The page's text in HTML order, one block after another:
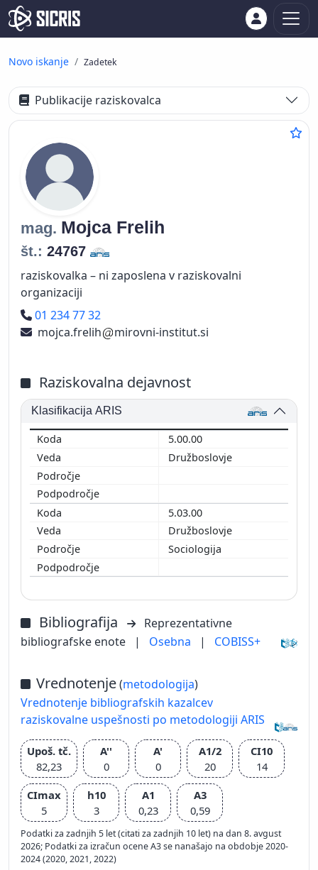
Novo iskanje Zadetek
Publikacije raziskovalca
mag. Mojca Frelih
št.: 24767
raziskovalka – ni zaposlena v raziskovalni
organizaciji
Telefon
01 234 77 32
mojca.frelih
mirovni-institut.si
Raziskovalna dejavnost
Klasifikacija ARIS
5.00.00
Družboslovje
5.03.00
Družboslovje
Sociologija
Bibliografija
Reprezentativne
bibliografske enote
| Osebna | COBISS+
Vrednotenje(metodologija)
Vrednotenje bibliografskih kazalcev
raziskovalne uspešnosti po metodologiji ARIS
Upoš. tč.
82,23
A''
0
A'
0
A1/2
20
CI10
14
CImax
5
h10
3
A1
0,23
A3
0,59
Podatki za zadnjih 5 let (citati za zadnjih 10 let) na dan 8. avgust
2026; Podatki za izračun ocene A3 se nanašajo na obdobje 2020-
2024 (2020, 2021, 2022)